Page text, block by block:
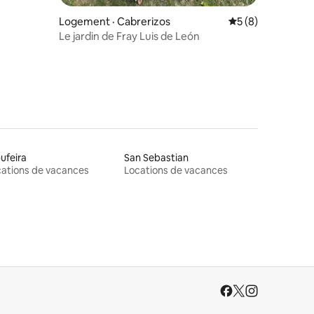
Logement · Cabrerizos Note moyenne
5 (8)
Le jardin de Fray Luis de León
de vacances
San Sebastian
Locations de vacances